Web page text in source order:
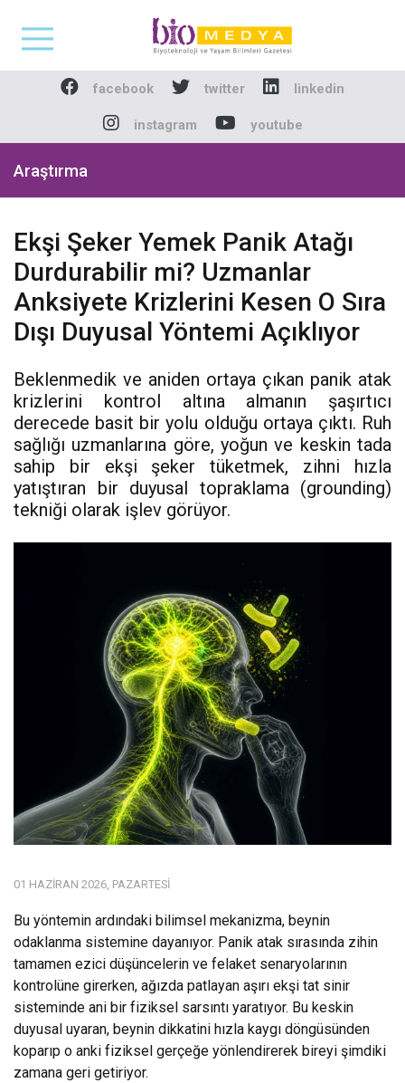
Biomedya -
facebook twitter linkedin
instagram youtube
Araştırma
Ekşi Şeker Yemek Panik Atağı
Durdurabilir mi? Uzmanlar
Anksiyete Krizlerini Kesen O Sıra
Dışı Duyusal Yöntemi Açıklıyor
Beklenmedik ve aniden ortaya çıkan panik atak
krizlerini kontrol altına almanın şaşırtıcı
derecede basit bir yolu olduğu ortaya çıktı. Ruh
sağlığı uzmanlarına göre, yoğun ve keskin tada
sahip bir ekşi şeker tüketmek, zihni hızla
yatıştıran bir duyusal topraklama (grounding)
tekniği olarak işlev görüyor.
01 HAZIRAN 2026, PAZARTESI
Bu yöntemin ardındaki bilimsel mekanizma, beynin
odaklanma sistemine dayanıyor. Panik atak sırasında zihin
tamamen ezici düşüncelerin ve felaket senaryolarının
kontrolüne girerken, ağızda patlayan aşırı ekşi tat sinir
sisteminde ani bir fiziksel sarsıntı yaratıyor. Bu keskin
duyusal uyaran, beynin dikkatini hızla kaygı döngüsünden
koparıp o anki fiziksel gerçeğe yönlendirerek bireyi şimdiki
zamana geri getiriyor.